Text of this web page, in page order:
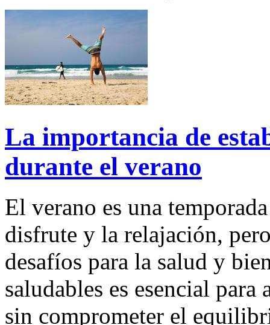
La importancia de
durante el verano
El verano es una
disfrute y la relajación,
desafíos para la salud y
saludables es esencial
sin comprometer el